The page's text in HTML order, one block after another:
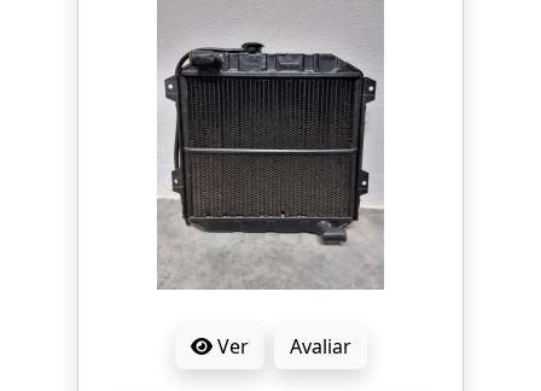
Ver Avaliar